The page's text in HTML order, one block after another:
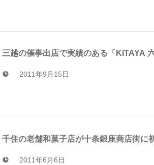
三越の催事出店で実績のある「KITAYA
2011年9月15日
千住の老舗和菓子店が十条銀座商店街に
2011年6月6日